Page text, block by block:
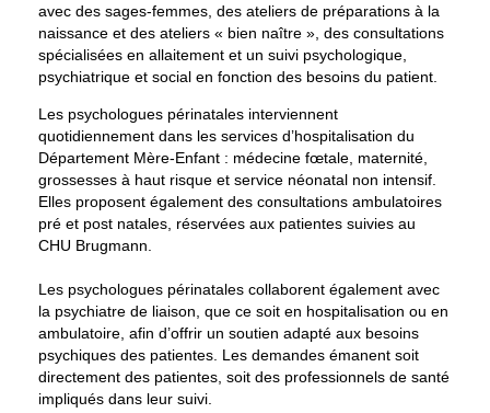
avec des sages-femmes, des ateliers de préparations à la
naissance et des ateliers « bien naître », des consultations
spécialisées en allaitement et un suivi psychologique,
psychiatrique et social en fonction des besoins du patient.
Les psychologues périnatales interviennent
quotidiennement dans les services d’hospitalisation du
Département Mère-Enfant : médecine fœtale, maternité,
grossesses à haut risque et service néonatal non intensif.
Elles proposent également des consultations ambulatoires
pré et post natales, réservées aux patientes suivies au
CHU Brugmann.
Les psychologues périnatales collaborent également avec
la psychiatre de liaison, que ce soit en hospitalisation ou en
ambulatoire, afin d’offrir un soutien adapté aux besoins
psychiques des patientes. Les demandes émanent soit
directement des patientes, soit des professionnels de santé
impliqués dans leur suivi.